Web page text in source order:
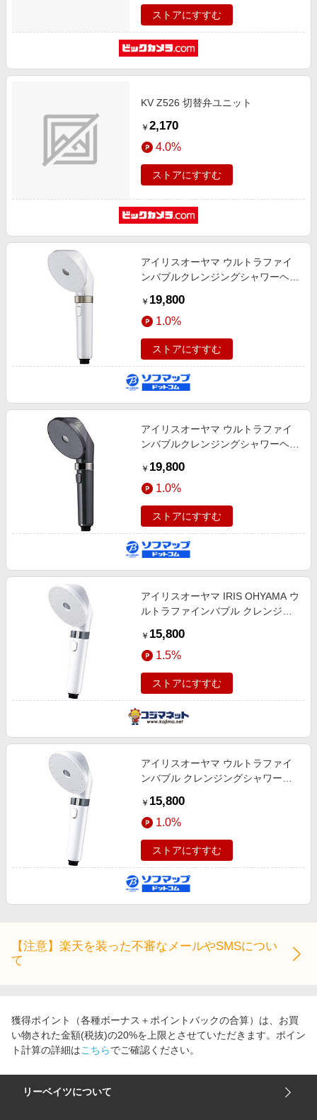
ストアにすすむ
KV Z526 切替弁ユニット
￥ 2,170
4.0%
ストアにすすむ
アイリスオーヤマ ウルトラファイ
ンバブルクレンジングシャワーヘッ
￥ 19,800
1.0%
ストアにすすむ
アイリスオーヤマ ウルトラファイ
ンバブルクレンジングシャワーヘッ
￥ 19,800
1.0%
ストアにすすむ
アイリスオーヤマ IRIS OHYAMA ウ
ルトラファインバブル クレンジン
［マイクロバブル機能］ シェルホ
ワイト SHM01W
￥ 15,800
1.5%
ストアにすすむ
アイリスオーヤマ ウルトラファイ
ンバブル クレンジングシャワーヘ
イト SH-M01-W ［マイクロバブル
機能］
￥ 15,800
1.0%
ストアにすすむ
【注意】楽天を装った不審なメールやSMSについ
て
獲得ポイント（各種ボーナス＋ポイントバックの合算）は、お買
い物された金額(税抜)の20%を上限とさせていただきます。ポイン
ト計算の詳細はこちらでご確認ください。
リーベイツについて